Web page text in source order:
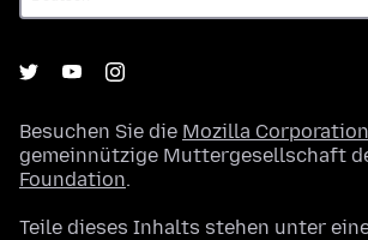
Besuchen Sie die Mozilla Corporation
gemeinnützige Muttergesellschaft
Foundation.
Teile dieses Inhalts stehen unter